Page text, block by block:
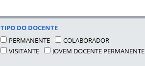
TIPO DO DOCENTE
PERMANENTE
COLABORADOR
VISITANTE
JOVEM DOCENTE PERMANENTE